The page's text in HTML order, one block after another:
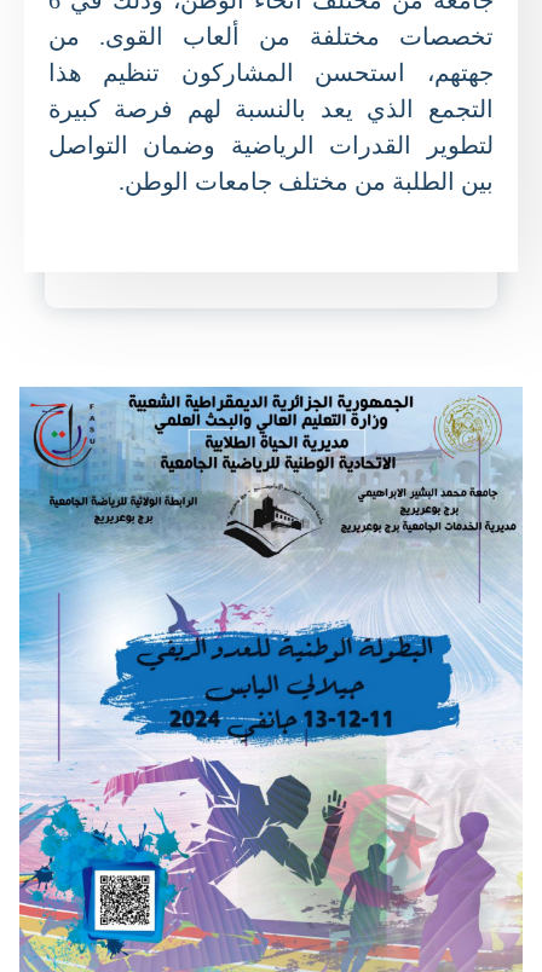
تخصصات مختلفة من ألعاب القوى.
من
جهتهم، استحسن المشاركون تنظيم هذا
التجمع الذي يعد بالنسبة لهم فرصة كبيرة
لتطوير القدرات الرياضية وضمان التواصل
بين الطلبة من مختلف جامعات الوطن.